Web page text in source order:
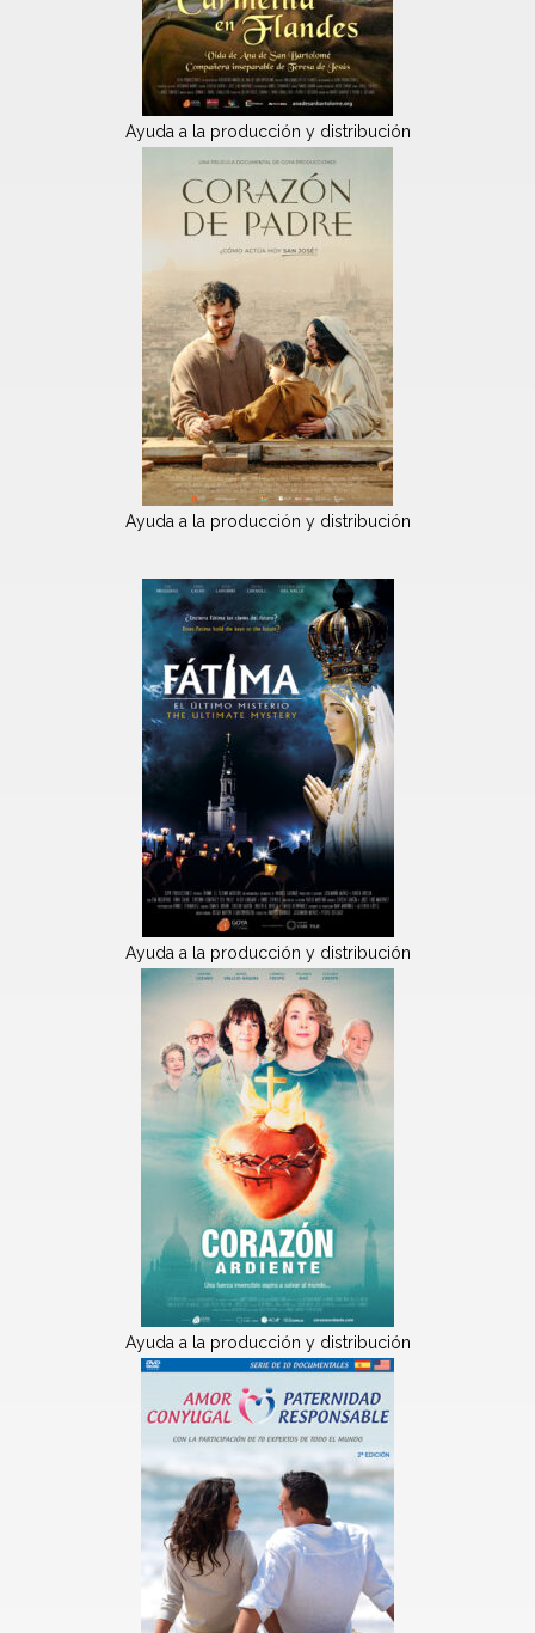
Ayuda a la producción y distribución
Ayuda a la producción y distribución
Ayuda a la producción y distribución
Ayuda a la producción y distribución